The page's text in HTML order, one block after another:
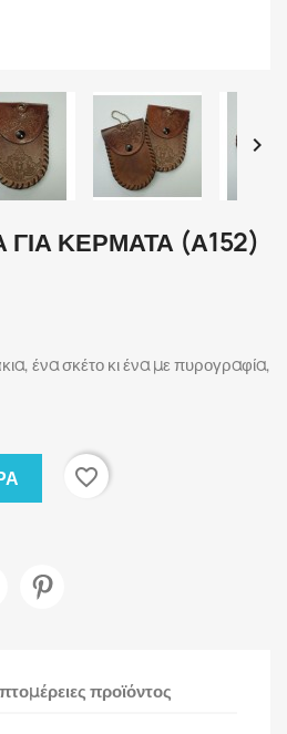

ΚΈΡΜΑΤΑ (Α152)
ένα σκέτο κι ένα με πυρογραφία,
favorite_border
προϊόντος